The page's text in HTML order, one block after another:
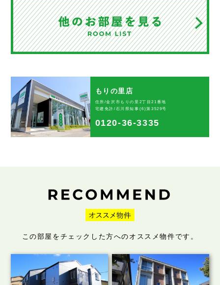
もりの里店
住所/金沢市もりの里2丁目21番地
宅建免許/石川県知事(6)第3529号
0120-36-3335
この部屋をチェックした方へのオススメ物件です。